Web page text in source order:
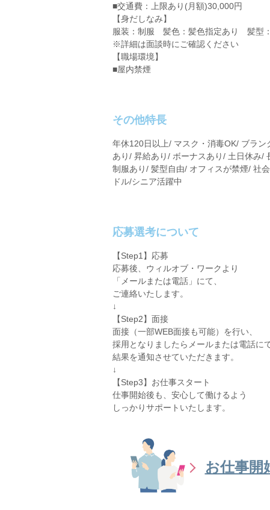
■交通費：上限あり(月額)30,000円
【身だしなみ】
服装：制服 髪色：髪色指定あり 髪型
※詳細は面談時にご確認ください
【職場環境】
■屋内禁煙
その他特長
年休120日以上/ マスク・消毒OK/ ブラ
あり/ 昇給あり/ ボーナスあり/ 土日休み/
制服あり/ 髪型自由/ オフィスが禁煙/ 社
ドル/シニア活躍中
応募選考について
【Step1】応募
応募後、ウィルオブ・ワークより
「メールまたは電話」にて、
ご連絡いたします。
↓
【Step2】面接
面接（一部WEB面接も可能）を行い、
採用となりましたらメールまたは電話に
結果を通知させていただきます。
↓
【Step3】お仕事スタート
仕事開始後も、安心して働けるよう
しっかりサポートいたします。
お仕事開